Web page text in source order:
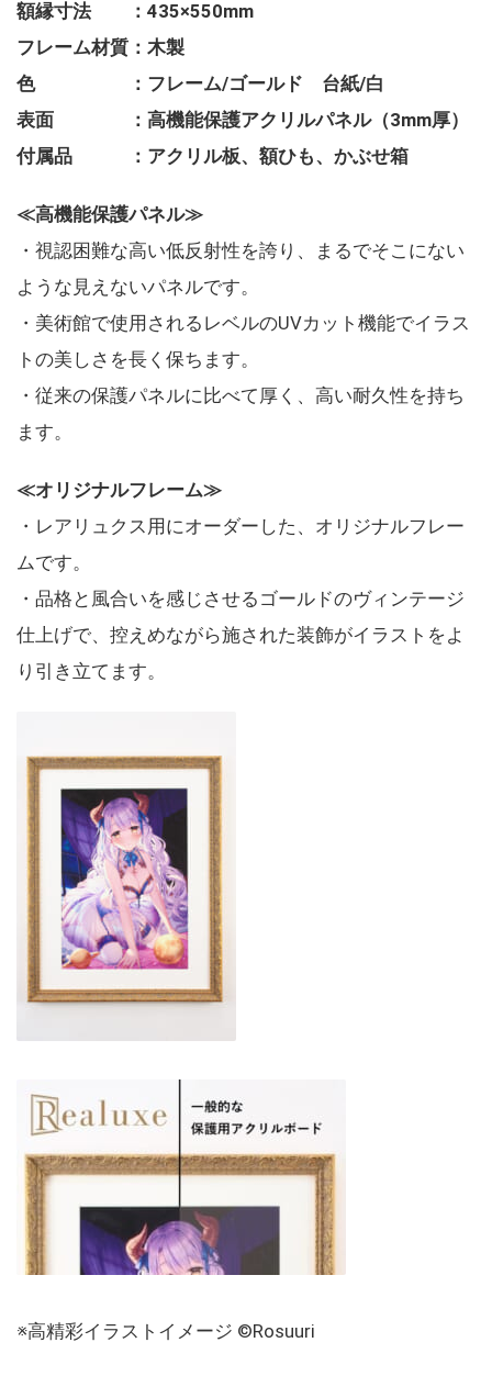
額縁寸法 ：435×550mm
フレーム材質：木製
色 ：フレーム/ゴールド 台紙/白
表面 ：高機能保護アクリルパネル（3mm厚）
付属品 ：アクリル板、額ひも、かぶせ箱
≪高機能保護パネル≫
・視認困難な高い低反射性を誇り、まるでそこにない
ような見えないパネルです。
・美術館で使用されるレベルのUVカット機能でイラス
トの美しさを長く保ちます。
・従来の保護パネルに比べて厚く、高い耐久性を持ち
ます。
≪オリジナルフレーム≫
・レアリュクス用にオーダーした、オリジナルフレー
ムです。
・品格と風合いを感じさせるゴールドのヴィンテージ
仕上げで、控えめながら施された装飾がイラストをよ
り引き立てます。
※高精彩イラストイメージ ©Rosuuri